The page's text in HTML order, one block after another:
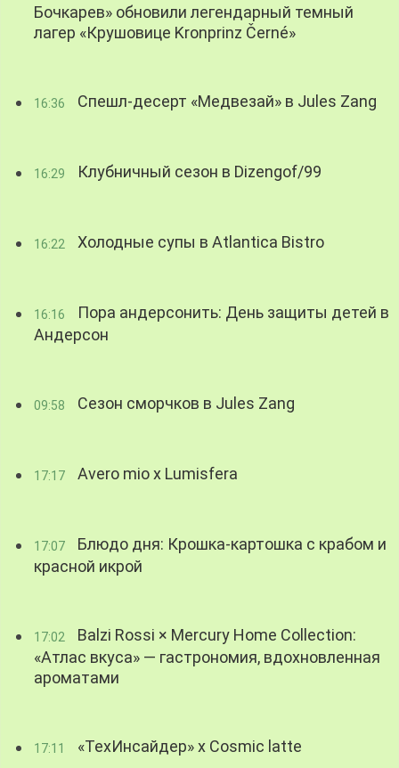
Бочкарев» обновили легендарный темный
лагер «Крушовице Kronprinz Černé»
16:36 Спешл-десерт «Медвезай» в Jules Zang
16:29 Клубничный сезон в Dizengof/99
16:22 Холодные супы в Atlantica Bistro
16:16
Пора андерсонить: День защиты детей в
Андерсон
09:58 Сезон сморчков в Jules Zang
17:17 Avero mio x Lumisfera
17:07
Блюдо дня: Крошка-картошка с крабом и
красной икрой
17:02
Balzi Rossi × Mercury Home Collection:
«Атлас вкуса» — гастрономия, вдохновленная
ароматами
17:11 «ТехИнсайдер» х Cosmic latte